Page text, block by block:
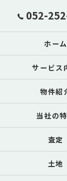
052-
ホーム
サービス
物件紹
当社の
査定
土地